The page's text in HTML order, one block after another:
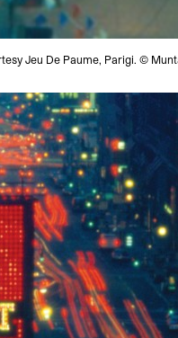
Jeu De Paume, Parigi. ©